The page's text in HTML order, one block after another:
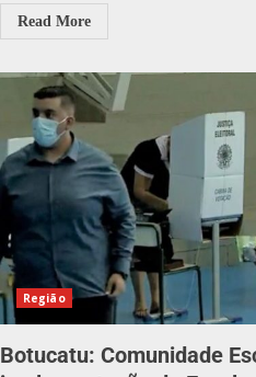
Read More
Região
Botucatu: Comunidade